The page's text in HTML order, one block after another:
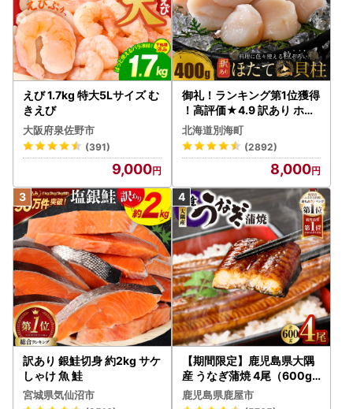
えび 1.7kg 特大5Lサイズ む
きえび
大阪府泉佐野市
(391)
9,000
御礼！ランキング第1位獲得
！高評価★4.9 訳あり ホタ
テ 400g（ほたて 帆立 貝柱
冷凍 ）
北海道別海町
(2892)
8,000
訳あり 銀鮭切身 約2kg サケ
しゃけ 魚 鮭
宮城県気仙沼市
【期間限定】鹿児島県大隅
産 うなぎ蒲焼 4尾（600g
） KN007-004-04-cp18
うなぎ 鰻 魚 惣菜 総菜
鹿児島県鹿屋市